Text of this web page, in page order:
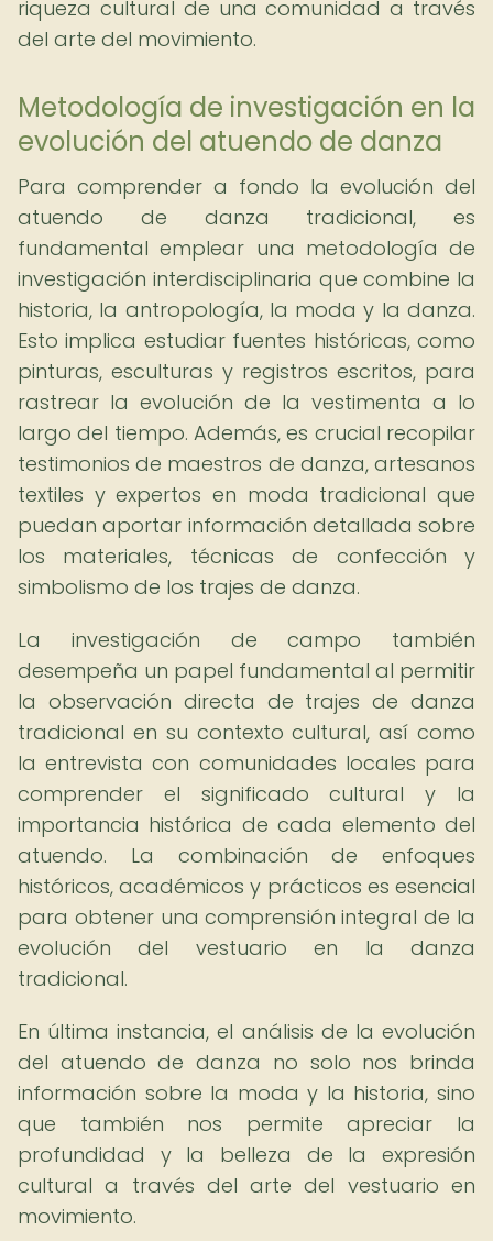
riqueza cultural de una comunidad a través
del arte del movimiento.
Metodología de investigación en la
evolución del atuendo de danza
Para comprender a fondo la evolución del
atuendo de danza tradicional, es
fundamental emplear una metodología de
investigación interdisciplinaria que combine la
historia, la antropología, la moda y la danza.
Esto implica estudiar fuentes históricas, como
pinturas, esculturas y registros escritos, para
rastrear la evolución de la vestimenta a lo
largo del tiempo. Además, es crucial recopilar
testimonios de maestros de danza, artesanos
textiles y expertos en moda tradicional que
puedan aportar información detallada sobre
los materiales, técnicas de confección y
simbolismo de los trajes de danza.
La investigación de campo también
desempeña un papel fundamental al permitir
la observación directa de trajes de danza
tradicional en su contexto cultural, así como
la entrevista con comunidades locales para
comprender el significado cultural y la
importancia histórica de cada elemento del
atuendo. La combinación de enfoques
históricos, académicos y prácticos es esencial
para obtener una comprensión integral de la
evolución del vestuario en la danza
tradicional.
En última instancia, el análisis de la evolución
del atuendo de danza no solo nos brinda
información sobre la moda y la historia, sino
que también nos permite apreciar la
profundidad y la belleza de la expresión
cultural a través del arte del vestuario en
movimiento.